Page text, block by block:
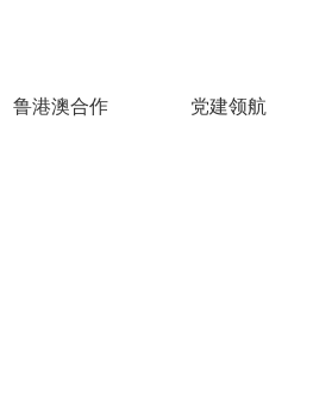
鲁港澳合作 党建领航